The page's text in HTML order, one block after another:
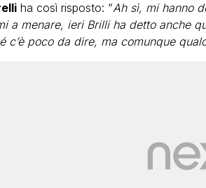
ha così risposto: “Ah sì, mi hanno
a menare, ieri Brilli ha detto anche
c’è poco da dire, ma comunque